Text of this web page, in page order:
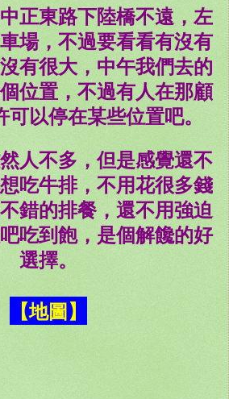
正東路下陸橋不遠，左
場，不過要看看有沒有
有很大，中午我們去的
位置，不過有人在那顧
以停在某些位置吧。
人不多，但是感覺還不
吃牛排，不用花很多錢
錯的排餐，還不用強迫
吃到飽，是個解饞的好
選擇。
【地圖】